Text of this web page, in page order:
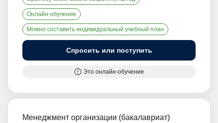
Онлайн-обучение
Можно составить индивидуальный учебный план
Спросить или поступить
Это онлайн-обучение
Менеджмент организации (бакалавриат)